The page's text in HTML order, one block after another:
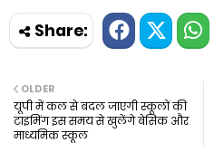
OLDER
यूपी में कल से बदल जाएगी स्कूलों की
टाइमिंग इस समय से खुलेंगे बेसिक और
माध्यमिक स्कूल